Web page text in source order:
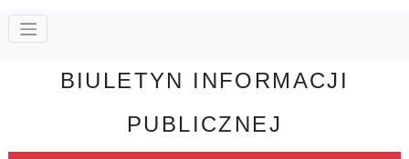
BIULETYN INFORMACJI
PUBLICZNEJ